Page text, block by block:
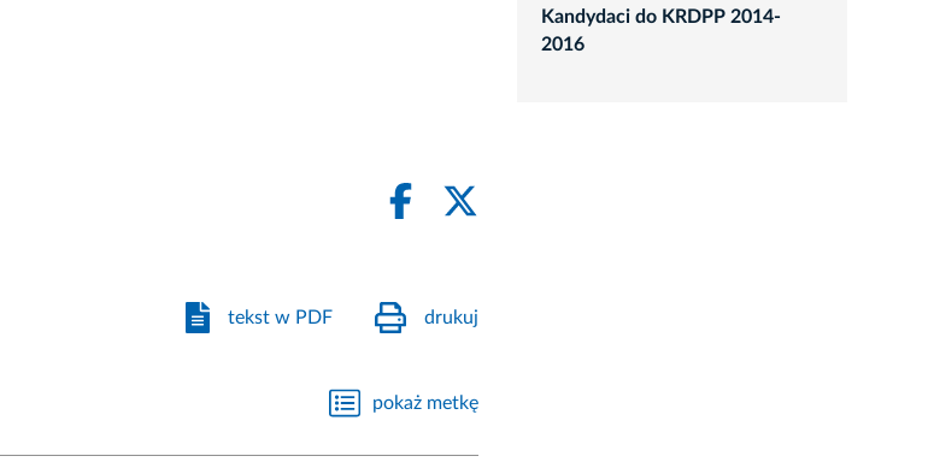
tekst w PDF drukuj
pokaż metkę
Kandydaci do KRDPP 2014-
2016